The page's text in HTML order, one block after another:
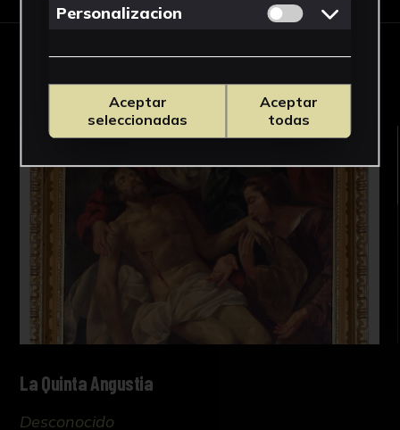
OBRAS RELACIONADAS
La Quinta Angustia
Desconocido
Personalizacion Permitir cookies
Aceptar
seleccionadas
Aceptar
todas